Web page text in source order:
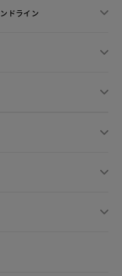
ドライン